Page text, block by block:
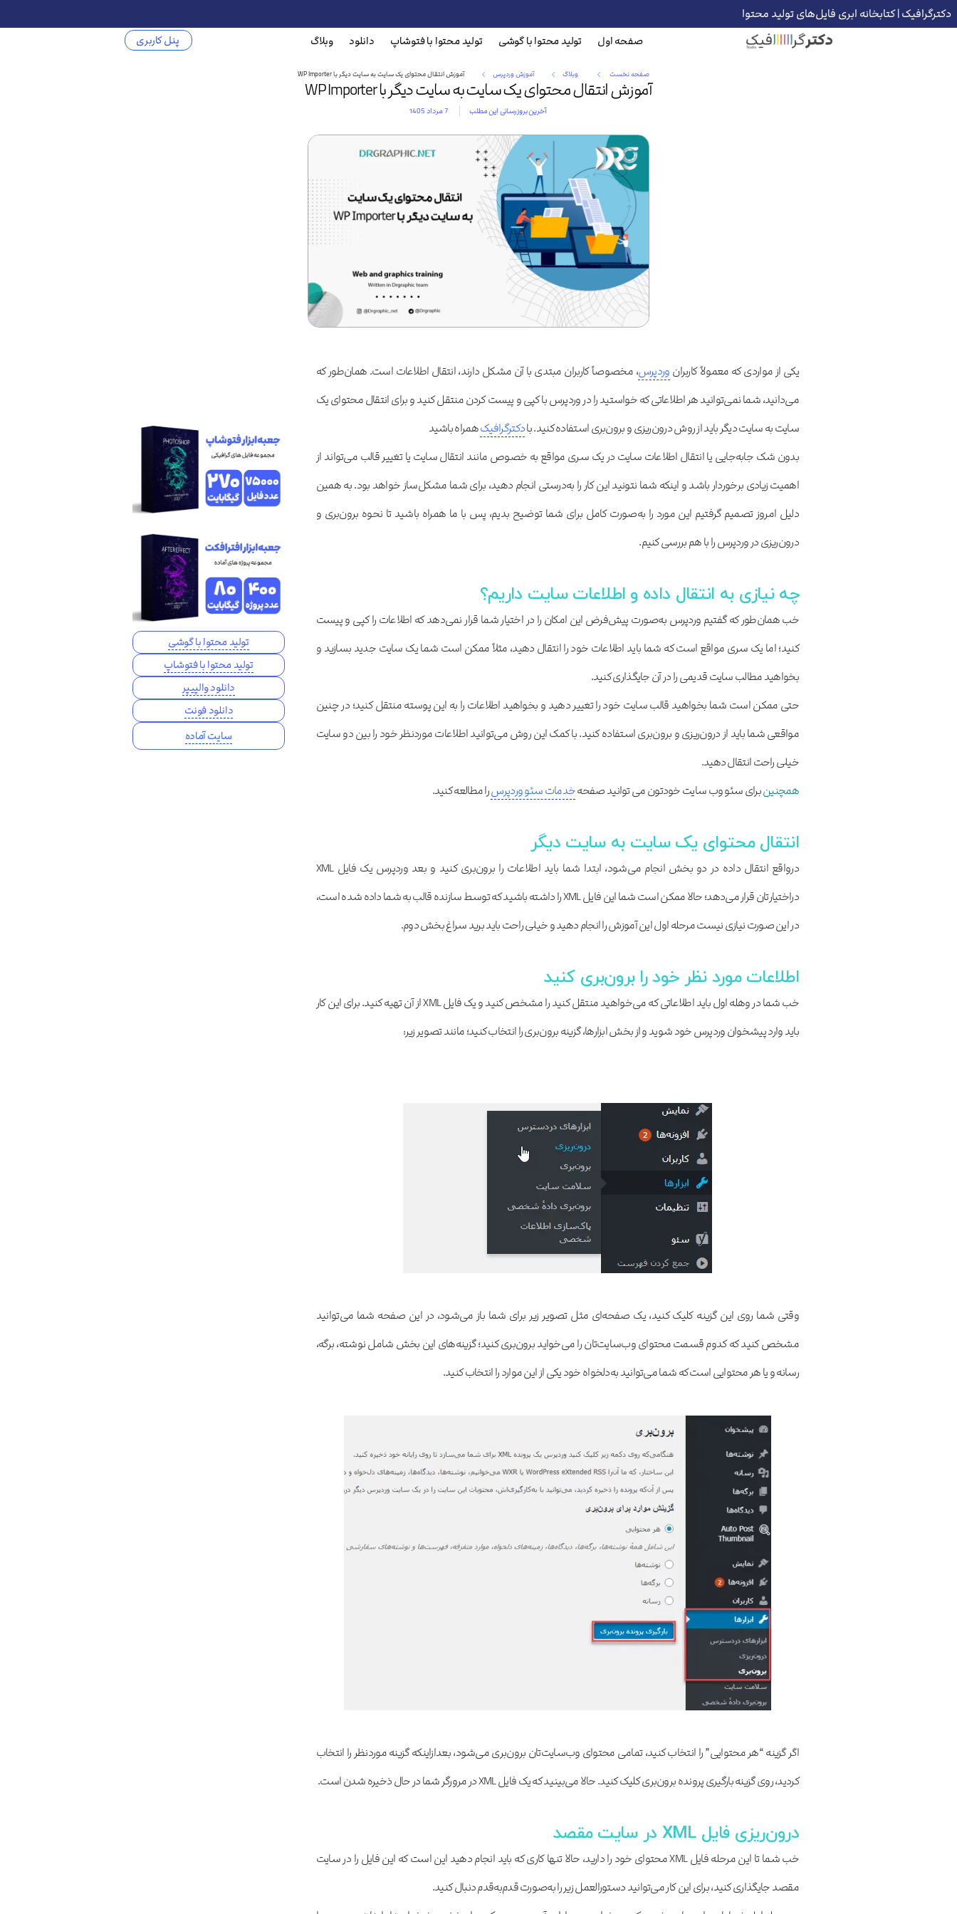
دکترگرافیک | کتابخانه ابری فایل‌های تولید محتوا
صفحه اول تولید محتوا با گوشی تولید محتوا با فتوشاپ دانلود وبلاگ پنل کاربری
صفحه نخست وبلاگ آموزش وردپرس آموزش انتقال محتوای یک سایت به سایت دیگر با WP Importer
آموزش انتقال محتوای یک سایت به سایت دیگر با WP Importer
آخرین بروز رسانی این مطلب 7 مرداد 1405
یکی از مواردی که معمولاً کاربران وردپرس، مخصوصاً کاربران مبتدی با آن مشکل دارند، انتقال اطلاعات است. همان‌طور که
می‌دانید، شما نمی‌توانید هر اطلاعاتی که خواستید را در وردپرس با کپی و پیست کردن منتقل کنید و برای انتقال محتوای یک
سایت به سایت دیگر باید از روش درون‌ریزی و برون‌بری استفاده کنید. بادکترگرافیکهمراه باشید
بدون شک جابه‌جایی یا انتقال اطلاعات سایت در یک سری مواقع به‌ خصوص مانند انتقال سایت یا تغییر قالب می‌تواند از
اهمیت زیادی برخوردار باشد و اینکه شما نتونید این کار را به‌درستی انجام دهید، برای شما مشکل‌ساز خواهد بود. به همین
دلیل امروز تصمیم گرفتیم این مورد را به‌صورت کامل برای شما توضیح بدیم، پس با ما همراه باشید تا نحوه برون‌بری و
درون‌ریزی در وردپرس را با هم بررسی کنیم.
چه نیازی به انتقال داده و اطلاعات سایت داریم؟
خب همان‌طور که گفتیم وردپرس به‌صورت پیش‌فرض این امکان را در اختیار شما قرار نمی‌دهد که اطلاعات را کپی و پیست
کنید؛ اما یک سری مواقع است که شما باید اطلاعات خود را انتقال دهید، مثلاً ممکن است شما یک سایت جدید بسازید و
بخواهید مطالب سایت قدیمی را در آن جایگذاری کنید.
حتی ممکن است شما بخواهید قالب سایت خود را تغییر دهید و بخواهید اطلاعات را به این پوسته منتقل کنید؛ در چنین
مواقعی شما باید از درون‌ریزی و برون‌بری استفاده کنید. با کمک این روش می‌توانید اطلاعات موردنظر خود را بین دو سایت
خیلی راحت انتقال دهید.
همچنینبرای سئو وب سایت خودتون می توانید صفحهخدمات سئو وردپرسرا مطالعه کنید.
انتقال محتوای یک سایت به سایت دیگر
درواقع انتقال داده در دو بخش انجام می‌شود، ابتدا شما باید اطلاعات را برون‌بری کنید و بعد وردپرس یک فایل XML
دراختیارتان قرار می‌دهد؛ حالا ممکن است شما این فایل XML را داشته باشید که توسط سازنده قالب به شما داده شده است،
در این صورت نیازی نیست مرحله اول این آموزش را انجام دهید و خیلی راحت باید برید سراغ بخش دوم.
اطلاعات مورد نظر خود را برون‌بری کنید
خب شما در وهله اول باید اطلاعاتی که می‌خواهید منتقل کنید را مشخص کنید و یک فایل XML از آن تهیه کنید. برای این کار
باید وارد پیشخوان وردپرس خود شوید و از بخش ابزارها، گزینه برون‌بری را انتخاب کنید؛ مانند تصویر زیر:
وقتی شما روی این گزینه کلیک کنید، یک صفحه‌ای مثل تصویر زیر برای شما باز می‌شود، در این صفحه شما می‌توانید
مشخص کنید که کدوم قسمت محتوای وب‌سایت‌تان را می‌خواید برون‌بری کنید؛ گزینه‌های این بخش شامل نوشته، برگه،
رسانه و یا هر محتوایی است که شما می‌توانید به‌دلخواه خود یکی از این موارد را انتخاب کنید.
اگر گزینه “هر محتوایی” را انتخاب کنید، تمامی محتوای وب‌سایت‌تان برون‌بری می‌شود، بعدازاینکه گزینه موردنظر را انتخاب
کردید، روی گزینه بارگیری پرونده برون‌بری کلیک کنید. حالا می‌بینید که یک فایل XML در مرورگر شما در حال ذخیره شدن است.
درون‌ریزی فایل XML در سایت مقصد
خب شما تا این مرحله فایل XML محتوای خود را دارید، حالا تنها کاری که باید انجام دهید این است که این فایل را در سایت
مقصد جایگذاری کنید، برای این کار می‌توانید دستورالعمل زیر را به‌صورت قدم‌به‌قدم دنبال کنید.
تولید محتوا با گوشی
تولید محتوا با فتوشاپ
دانلود والپیپر
دانلود فونت
سایت آماده